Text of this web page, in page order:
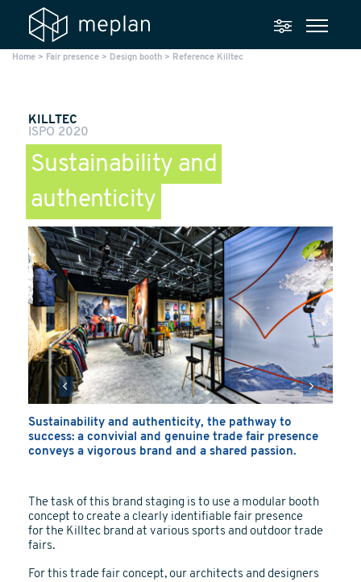
Home > Fair presence > Design booth > Reference Killtec
KILLTEC
ISPO 2020
Sustainability and
authenticity
Sustainability and authenticity, the pathway to
success: a convivial and genuine trade fair presence
conveys a vigorous brand and a shared passion.
The task of this brand staging is to use a modular booth
concept to create a clearly identifiable fair presence
for the Killtec brand at various sports and outdoor trade
fairs.
For this trade fair concept, our architects and designers